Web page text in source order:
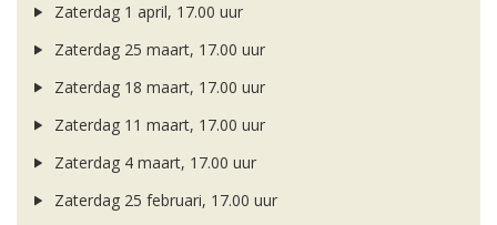
Zaterdag 1 april, 17.00 uur
Zaterdag 25 maart, 17.00 uur
Zaterdag 18 maart, 17.00 uur
Zaterdag 11 maart, 17.00 uur
Zaterdag 4 maart, 17.00 uur
Zaterdag 25 februari, 17.00 uur